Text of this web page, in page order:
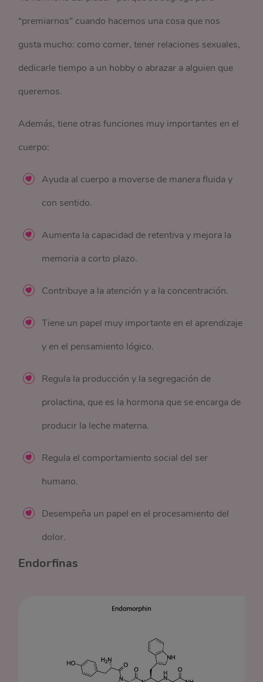
“premiarnos” cuando hacemos una cosa que nos
gusta mucho: como comer, tener relaciones sexuales,
dedicarle tiempo a un hobby o abrazar a alguien que
queremos.
Además, tiene otras funciones muy importantes en el
cuerpo:
Ayuda al cuerpo a moverse de manera fluida y
con sentido.
Aumenta la capacidad de retentiva y mejora la
memoria a corto plazo.
Contribuye a la atención y a la concentración.
Tiene un papel muy importante en el aprendizaje
y en el pensamiento lógico.
Regula la producción y la segregación de
prolactina, que es la hormona que se encarga de
producir la leche materna.
Regula el comportamiento social del ser
humano.
Desempeña un papel en el procesamiento del
dolor.
Endorfinas